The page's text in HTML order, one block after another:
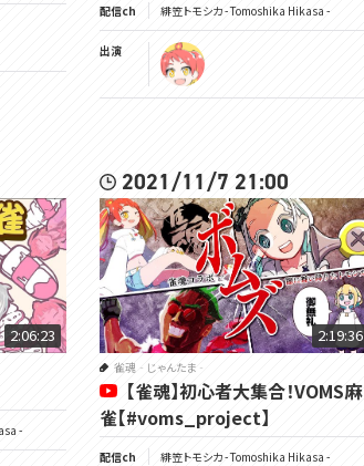
#トモしび
配信ch 緋笠トモシカ - Tomoshika Hikasa -
出演
2:06:23
-
2021/11/7 21:00
2:19:36
雀魂‐じゃんたま‐
【雀魂】初心者大集合！VOMS麻
雀【#voms_project】
配信ch 緋笠トモシカ - Tomoshika Hikasa -